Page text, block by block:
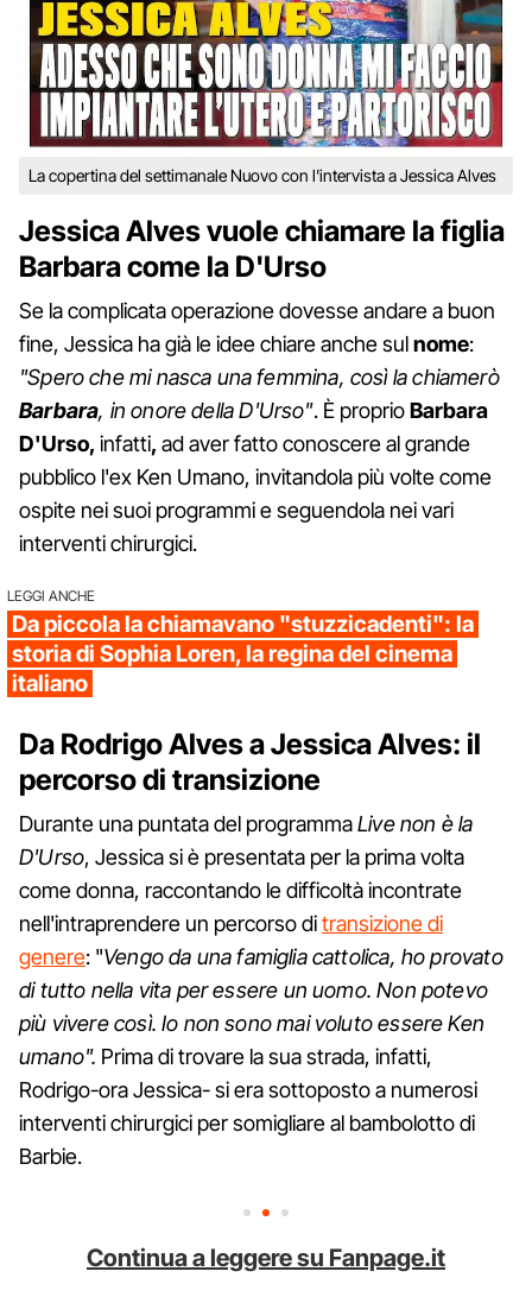
La copertina del settimanale Nuovo con l'intervista a Jessica Alves
Jessica Alves vuole chiamare la figlia
Barbara come la D'Urso
Se la complicata operazione dovesse andare a buon
fine, Jessica ha già le idee chiare anche sulnome:
"Spero che mi nasca una femmina, così la chiamerò
Barbara, in onore della D'Urso". È proprioBarbara
D'Urso, infatti, ad aver fatto conoscere al grande
pubblico l'ex Ken Umano, invitandola più volte come
ospite nei suoi programmi e seguendola nei vari
interventi chirurgici.
LEGGI ANCHE
Da piccola la chiamavano "stuzzicadenti": la
storia di Sophia Loren, la regina del cinema
italiano
Da Rodrigo Alves a Jessica Alves: il
percorso di transizione
Durante una puntata del programmaLive non è la
D'Urso, Jessica si è presentata per la prima volta
come donna, raccontando le difficoltà incontrate
nell'intraprendere un percorso ditransizione di
genere: "Vengo da una famiglia cattolica, ho provato
di tutto nella vita per essere un uomo. Non potevo
più vivere così. Io non sono mai voluto essere Ken
umano". Prima di trovare la sua strada, infatti,
Rodrigo-ora Jessica- si era sottoposto a numerosi
interventi chirurgici per somigliare al bambolotto di
Barbie.
Continua a leggere su Fanpage.it